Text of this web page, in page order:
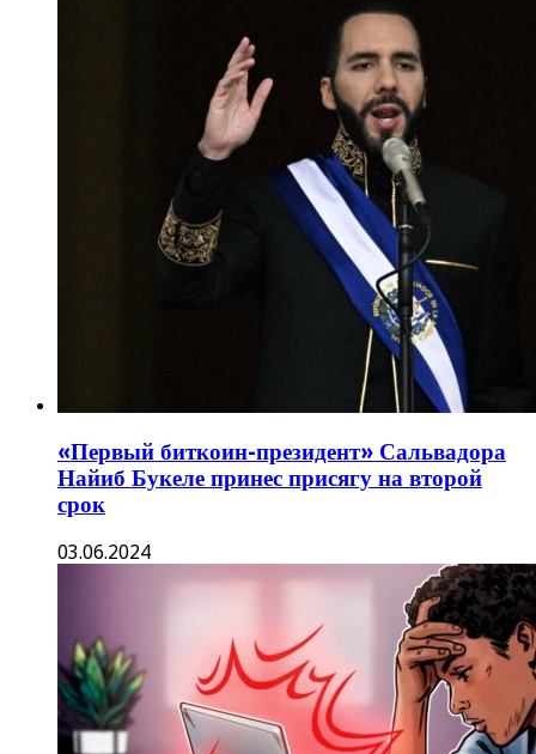
«Первый биткоин-президент» Сальвадора
Найиб Букеле принес присягу на второй
срок
03.06.2024